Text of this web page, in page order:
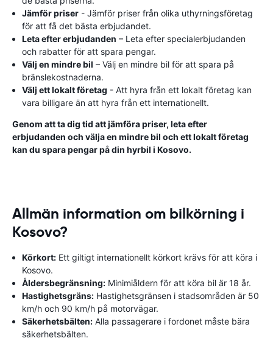
Jämför priser - Jämför priser från olika uthyrningsföretag
för att få det bästa erbjudandet.
Leta efter erbjudanden – Leta efter specialerbjudanden
och rabatter för att spara pengar.
Välj en mindre bil – Välj en mindre bil för att spara på
bränslekostnaderna.
Välj ett lokalt företag - Att hyra från ett lokalt företag kan
vara billigare än att hyra från ett internationellt.
Genom att ta dig tid att jämföra priser, leta efter
erbjudanden och välja en mindre bil och ett lokalt företag
kan du spara pengar på din hyrbil i Kosovo.
Allmän information om bilkörning i
Kosovo?
Körkort: Ett giltigt internationellt körkort krävs för att köra i
Kosovo.
Åldersbegränsning: Minimiåldern för att köra bil är 18 år.
Hastighetsgräns: Hastighetsgränsen i stadsområden är 50
km/h och 90 km/h på motorvägar.
Säkerhetsbälten: Alla passagerare i fordonet måste bära
säkerhetsbälten.